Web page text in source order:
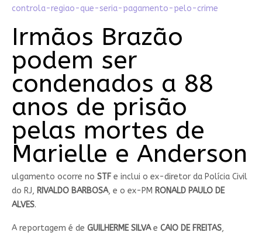
controla-regiao-que-seria-pagamento-pelo-crime
Irmãos Brazão
podem ser
condenados a 88
anos de prisão
pelas mortes de
Marielle e Anderson
ulgamento ocorre no STFe inclui o ex-diretor da Polícia Civil
do RJ, RIVALDO BARBOSA, e o ex-PM RONALD PAULO DE
ALVES.
A reportagem é de GUILHERME SILVAe CAIO DE FREITAS,